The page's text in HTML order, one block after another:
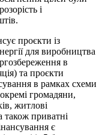
і
проєкти із
для виробництва
в
та проєкти
в рамках схеми
громадяни,
житлові
також приватні
є